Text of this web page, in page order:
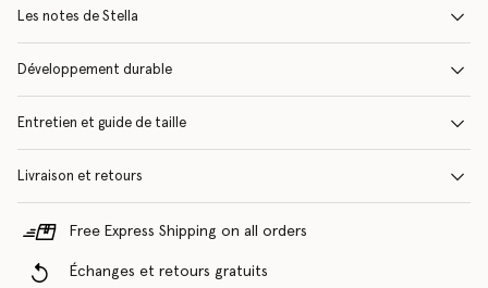
Les notes de Stella
Développement durable
Entretien et guide de taille
Livraison et retours
Free Express Shipping on all orders
Échanges et retours gratuits